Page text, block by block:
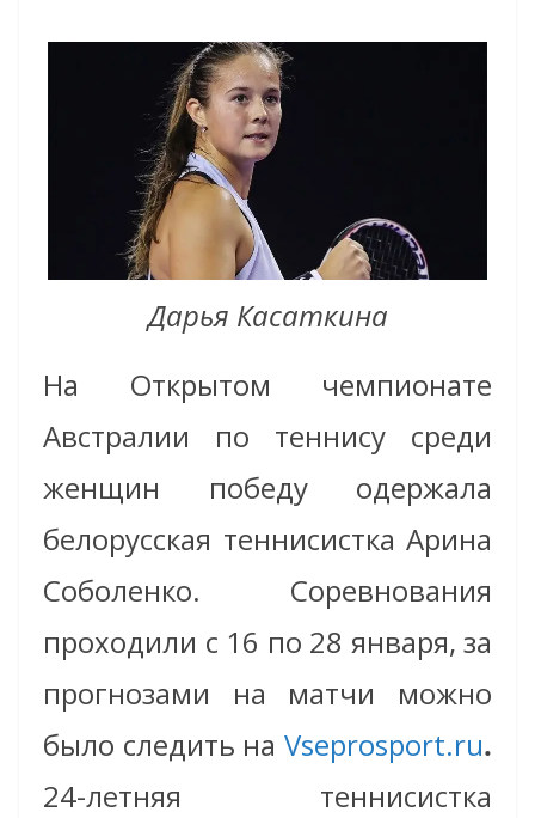
Дарья Касаткина
На Открытом чемпионате
Австралии по теннису среди
женщин победу одержала
белорусская теннисистка Арина
Соболенко. Соревнования
проходили с 16 по 28 января, за
прогнозами на матчи можно
было следить на Vseprosport.ru.
24-летняя теннисистка